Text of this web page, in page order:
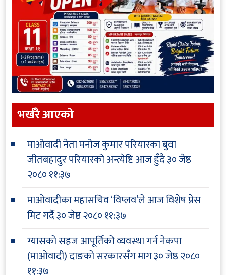
भर्खरै आएकाे
माओवादी नेता मनोज कुमार परियारका बुवा
जीतबहादुर परियारको अन्त्येष्टि आज हुँदै३० जेष्ठ
२०८० ११:३७
माओवादीका महासचिव ‘विप्लव’ले आज विशेष प्रेस
मिट गर्दै३० जेष्ठ २०८० ११:३७
ग्यासको सहज आपूर्तिको व्यवस्था गर्न नेकपा
(माओवादी) दाङको सरकारसँग माग३० जेष्ठ २०८०
११:३७